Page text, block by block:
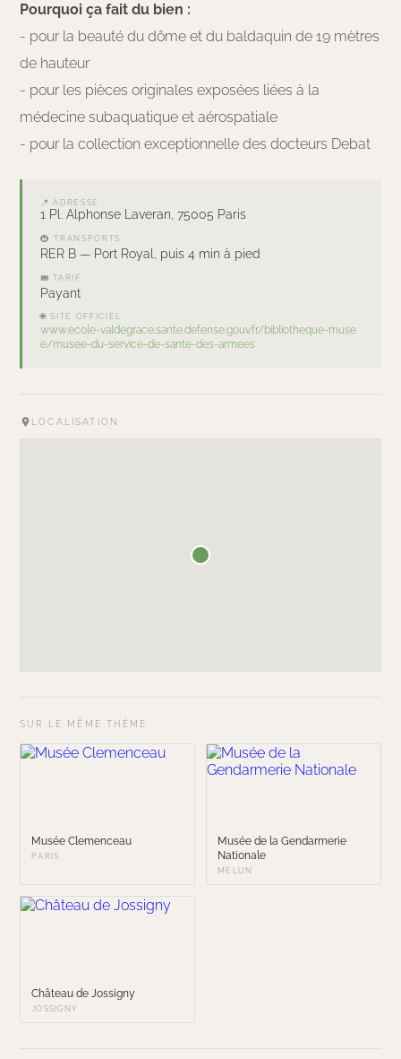
Pourquoi ça fait du bien :
- pour la beauté du dôme et du baldaquin de 19 mètres
de hauteur
- pour les pièces originales exposées liées à la
médecine subaquatique et aérospatiale
- pour la collection exceptionnelle des docteurs Debat
📍 ADRESSE
1 Pl. Alphonse Laveran, 75005 Paris
🚇 TRANSPORTS
RER B — Port Royal, puis 4 min à pied
🎟 TARIF
Payant
🌐 SITE OFFICIEL
www.ecole-valdegrace.sante.defense.gouv.fr/bibliotheque-muse
e/musee-du-service-de-sante-des-armees
LOCALISATION
SUR LE MÊME THÈME
Musée Clemenceau
PARIS
Musée de la Gendarmerie
Nationale
MELUN
Château de Jossigny
JOSSIGNY